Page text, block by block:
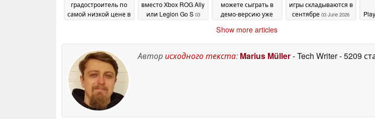
градостроитель по
самой низкой цене в
вместо Xbox ROG Ally
или Legion Go S 03
можете сыграть в
демо-версию уже
игры складываются в
сентябре 03 June 2026
Show more articles
Авторисходного текста: Marius Müller- Tech Writer- 5209